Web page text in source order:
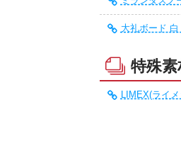
大礼ボード 白
特殊素
LIMEX(ライ